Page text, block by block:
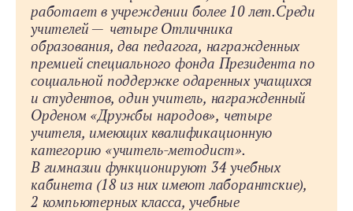
работает в учреждении более 10 лет.Среди
учителей — четыре Отличника
образования, два педагога, награжденных
премией специального фонда Президента по
социальной поддержке одаренных учащихся
и студентов, один учитель, награжденный
Орденом «Дружбы народов», четыре
учителя, имеющих квалификационную
категорию «учитель-­методист».
В гимназии функционируют 34 учебных
кабинета (18 из них имеют лаборантские),
2 компьютерных класса, учебные